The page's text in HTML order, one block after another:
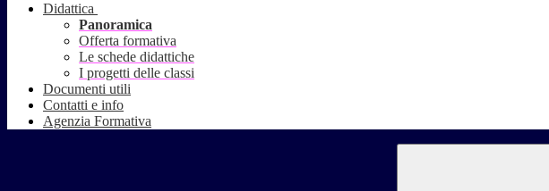
Didattica
Panoramica
Offerta formativa
Le schede didattiche
I progetti delle classi
Documenti utili
Contatti e info
Agenzia Formativa